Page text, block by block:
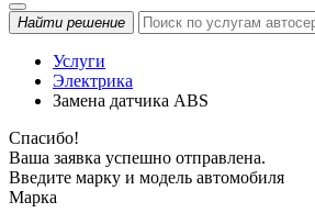
Найти решение
Услуги
Электрика
Замена датчика ABS
Спасибо!
Ваша заявка успешно отправлена.
Введите марку и модель автомобиля
Марка